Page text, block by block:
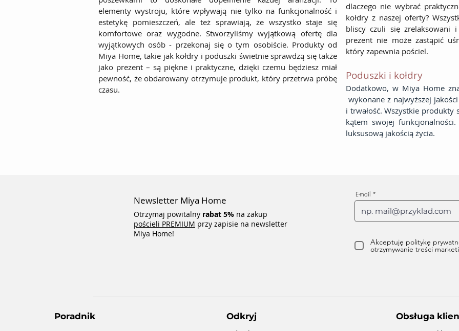
elementy wystroju, które wpływają nie tylko na funkcjonalność i
estetykę pomieszczeń, ale też sprawiają, że wszystko staje się
komfortowe oraz wygodne. Stworzyliśmy wyjątkową ofertę dla
wyjątkowych osób - przekonaj się o tym osobiście. Produkty od
Miya Home, takie jak kołdry i poduszki świetnie sprawdzą się także
jako prezent – są piękne i praktyczne, dzięki czemu będziesz miał
pewność, że obdarowany otrzymuje produkt, który przetrwa próbę
czasu.
dlaczego nie wybrać
kołdry z naszej oferty?
bliscy czuli się zrelaksowani
prezent nie może zastąpić
który zapewnia pościel.
Poduszki i kołdry
Dodatkowo, w Miya Home
wykonane z najwyższej
i trwałość. Wszystkie produkty
kątem swojej
luksusową jakością życia.
Newsletter Miya Home
Otrzymaj powitalny rabat 5% na zakup
pościeli PREMIUM przy zapisie na newsletter
Miya Home!
E-mail
Akceptuję politykę
otrzymywanie treści
Poradnik Odkryj Obsługa